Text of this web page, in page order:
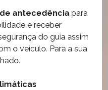
antecedência para
e receber
do guia assim
o veículo. Para a sua